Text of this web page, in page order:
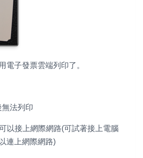
電子發票雲端列印了。
法列印
以接上網際網路(可試著接上電腦
連上網際網路)